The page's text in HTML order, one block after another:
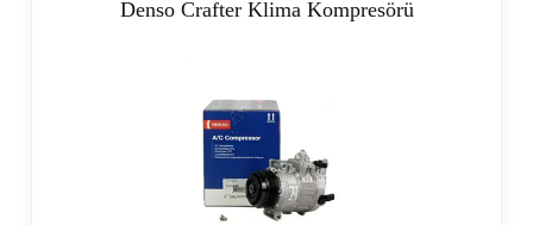
Denso Crafter Klima Kompresörü